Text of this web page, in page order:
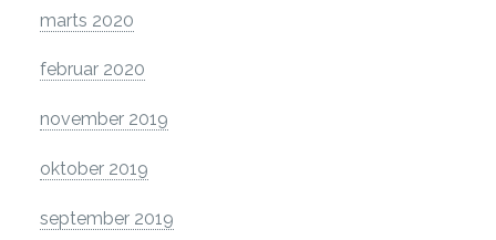
marts 2020
februar 2020
november 2019
oktober 2019
september 2019